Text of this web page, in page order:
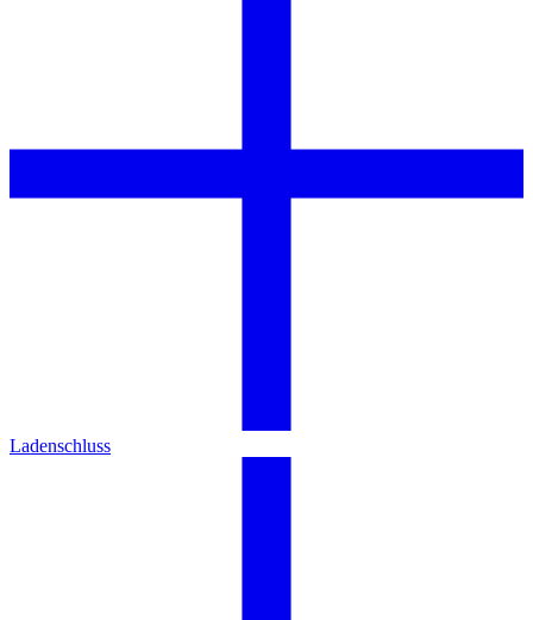
Ladenschluss